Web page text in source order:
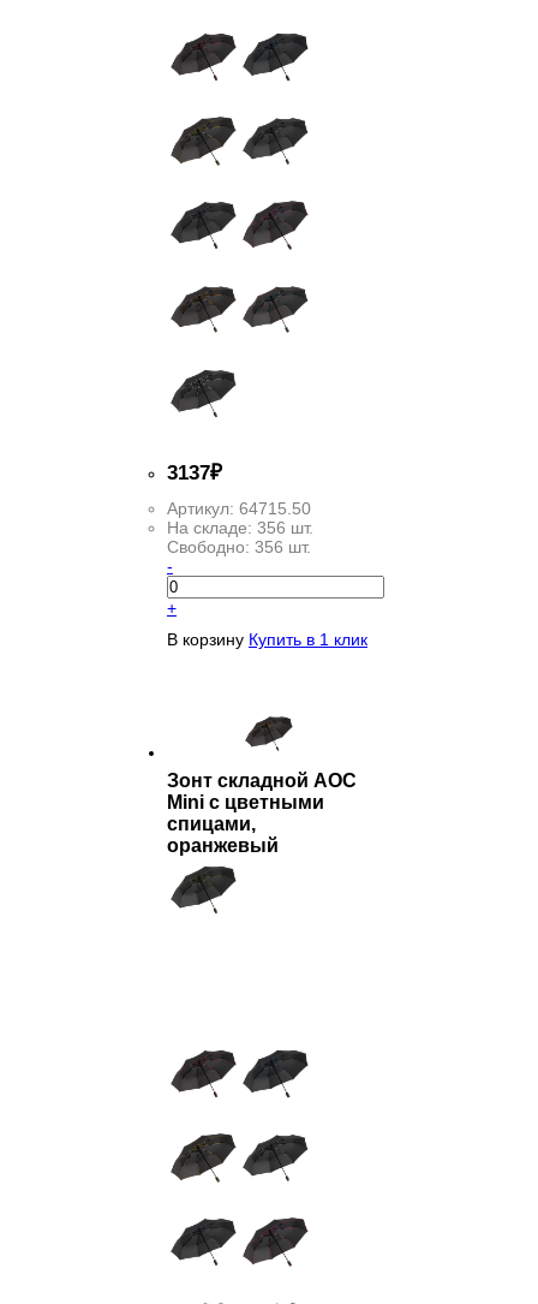
3137₽
Артикул: 64715.50
На складе: 356 шт.
Свободно: 356 шт.
-
+
В корзину Купить в 1 клик
Зонт складной AOC
Mini с цветными
спицами,
оранжевый